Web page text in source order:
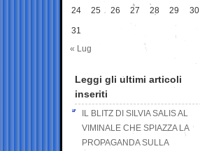
24 25 26 27 28 29 30
31
« Lug
Leggi gli ultimi articoli
inseriti
IL BLITZ DI SILVIA SALIS AL
VIMINALE CHE SPIAZZA LA
PROPAGANDA SULLA